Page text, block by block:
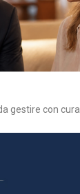
gestire con cura